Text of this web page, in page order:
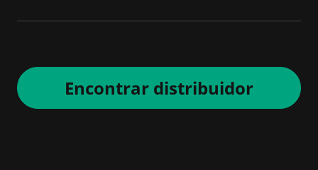
Encontrar distribuidor